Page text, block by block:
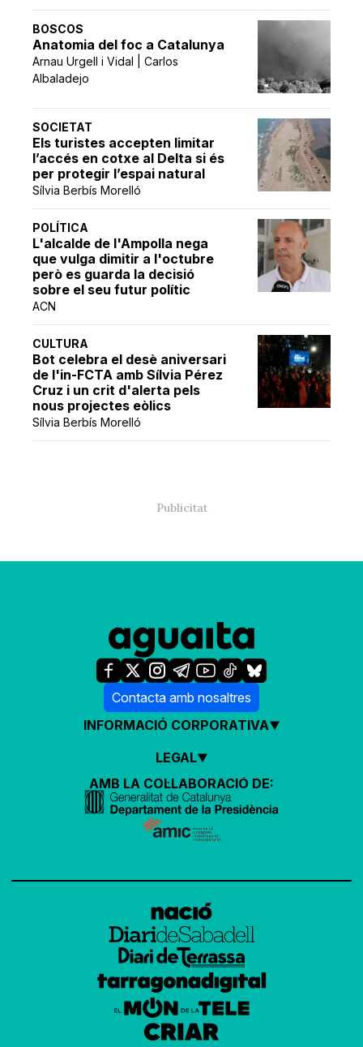
BOSCOS
Anatomia del foc a Catalunya
Arnau Urgell i Vidal | Carlos
Albaladejo
SOCIETAT
Els turistes accepten limitar
l’accés en cotxe al Delta si és
per protegir l’espai natural
Sílvia Berbís Morelló
POLÍTICA
L'alcalde de l'Ampolla nega
que vulga dimitir a l'octubre
però es guarda la decisió
sobre el seu futur polític
ACN
CULTURA
Bot celebra el desè aniversari
de l'in-FCTA amb Sílvia Pérez
Cruz i un crit d'alerta pels
nous projectes eòlics
Sílvia Berbís Morelló
Contacta amb nosaltres
INFORMACIÓ CORPORATIVA
LEGAL
AMB LA COL·LABORACIÓ DE: